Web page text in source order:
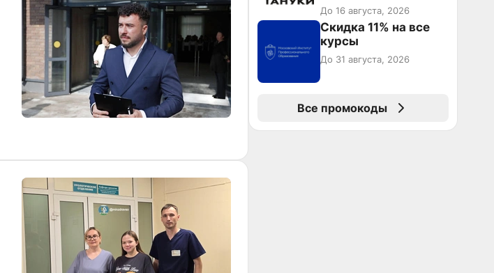
До 16 августа, 2026
Скидка 11% на все
курсы
До 31 августа, 2026
Все промокоды